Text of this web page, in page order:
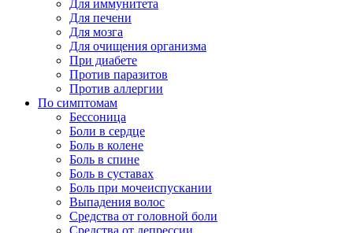
Для иммунитета
Для печени
Для мозга
Для очищения организма
При диабете
Против паразитов
Против аллергии
По симптомам
Бессоница
Боли в сердце
Боль в колене
Боль в спине
Боль в суставах
Боль при мочеиспускании
Выпадения волос
Средства от головной боли
Средства от депрессии